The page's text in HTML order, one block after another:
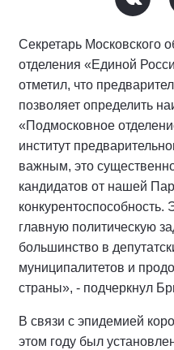
Секретарь Московского
отделения «Единой
отметил, что
позволяет определить
«Подмосковное
институт
важным, это
кандидатов от нашей
главную политическую
большинство в
муниципалитетов и
страны», - подчеркнул
В связи с эпидемией
этом году был